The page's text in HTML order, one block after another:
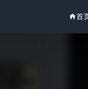
首